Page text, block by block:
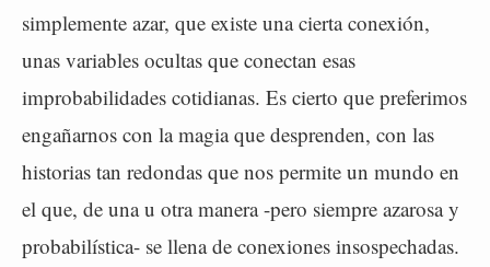
simplemente azar, que existe una cierta conexión,
unas variables ocultas que conectan esas
improbabilidades cotidianas. Es cierto que preferimos
engañarnos con la magia que desprenden, con las
historias tan redondas que nos permite un mundo en
el que, de una u otra manera -pero siempre azarosa y
probabilística- se llena de conexiones insospechadas.